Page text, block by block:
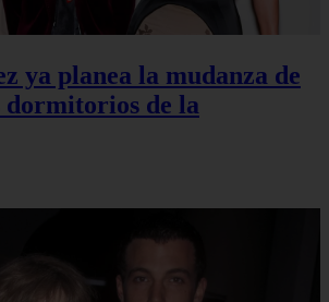
ya planea la mudanza de
dormitorios de la